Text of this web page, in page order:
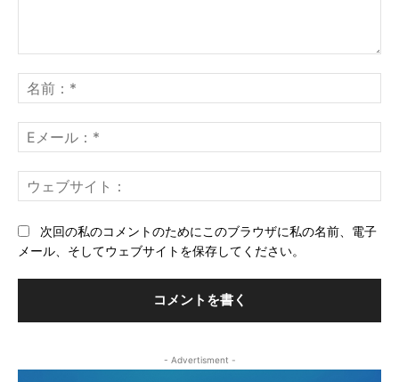
ン
ト：
前
*
メ
ー
*ェ
次回の私のコメントのためにこのブラウザに私の名前、電子
メール、そしてウェブサイトを保存してください。
- Advertisment -